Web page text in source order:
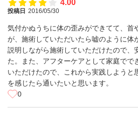
4.00
投稿日 2016/05/30
気付かぬうちに体の歪みができてて、首
が、施術していただいたら嘘のように体
説明しながら施術していただけたので、
た。また、アフターケアとして家庭でで
いただけたので、これから実践しようと
を感じたら通いたいと思います。
0